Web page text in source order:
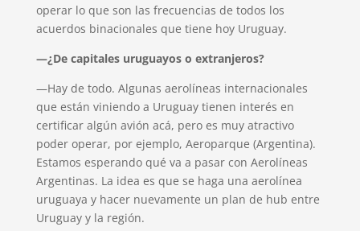
operar lo que son las frecuencias de todos los
acuerdos binacionales que tiene hoy Uruguay.
—¿De capitales uruguayos o extranjeros?
—Hay de todo. Algunas aerolíneas internacionales
que están viniendo a Uruguay tienen interés en
certificar algún avión acá, pero es muy atractivo
poder operar, por ejemplo, Aeroparque (Argentina).
Estamos esperando qué va a pasar con Aerolíneas
Argentinas. La idea es que se haga una aerolínea
uruguaya y hacer nuevamente un plan de hub entre
Uruguay y la región.